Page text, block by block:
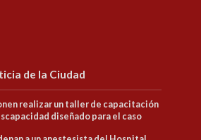
de la Ciudad
realizar un taller de capacitación
diseñado para el caso